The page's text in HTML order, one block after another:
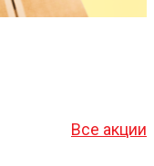
Все акции